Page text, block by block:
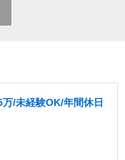
/未経験OK/年間休日